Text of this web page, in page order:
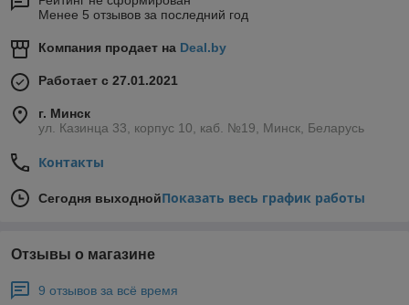
Менее 5 отзывов за последний год
Компания продает на Deal.by
Работает с 27.01.2021
г. Минск
ул. Казинца 33, корпус 10, каб. №19, Минск, Беларусь
Контакты
Сегодня выходнойПоказать весь график работы
Отзывы о магазине
9 отзывов за всё время